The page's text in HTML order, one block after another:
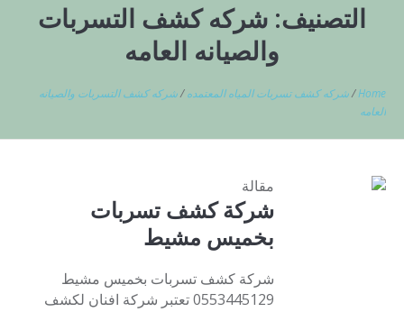
التصنيف: شركه كشف التسربات
والصيانه العامه
Home
/شركه كشف تسربات المياه المعتمده /شركه كشف التسربات والصيانه
العامه
مقالة
شركة كشف تسربات
بخميس مشيط
شركة كشف تسربات بخميس مشيط
0553445129 تعتبر شركة افنان لكشف